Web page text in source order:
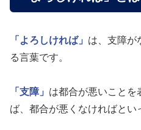
「よろしければ」 は、支障が
る言葉です。
「支障」 は都合が悪いことを
ば、都合が悪くなければとい